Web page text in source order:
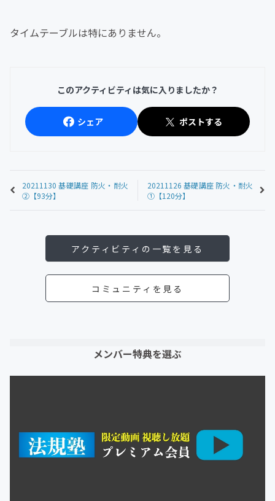
タイムテーブルは特にありません。
このアクティビティは気に入りましたか？
シェア ポストする
20211130 基礎講座 防火・耐火
②【93分】
20211126 基礎講座 防火・耐火
①【120分】
アクティビティの一覧を見る
コミュニティを見る
メンバー特典を選ぶ